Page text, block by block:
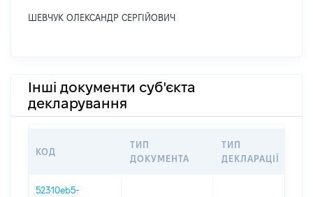
ШЕВЧУК ОЛЕКСАНДР СЕРГІЙОВИЧ
Інші документи суб'єкта
декларування
КОД
ТИП
ДОКУМЕНТА
ТИП
ДЕКЛАРАЦІЇ
52310eb5-